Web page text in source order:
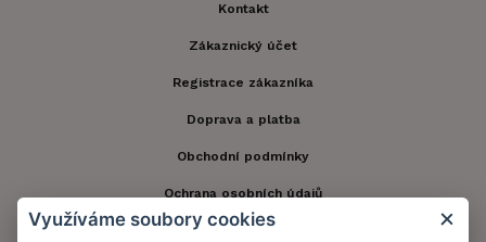
Kontakt
Zákaznický účet
Registrace zákazníka
Doprava a platba
Obchodní podmínky
Ochrana osobních údajů
Informační memorandum
Využíváme soubory cookies